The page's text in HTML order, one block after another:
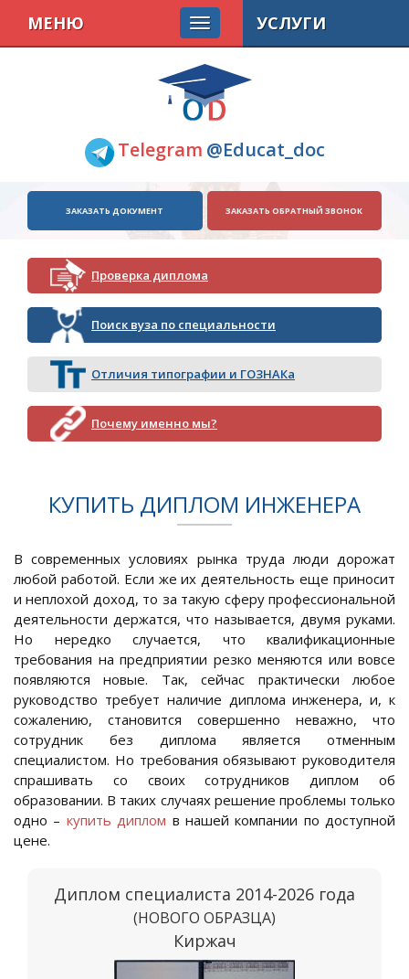
Telegram @Educat_doc
МЕНЮ
ЗАКАЗАТЬ ДОКУМЕНТ ЗАКАЗАТЬ ОБРАТНЫЙ ЗВОНОК
Проверка диплома
Поиск вуза по специальности
Отличия типографии и ГОЗНАКа
Почему именно мы?
УСЛУГИ
КУПИТЬ ДИПЛОМ ИНЖЕНЕРА
В современных условиях рынка труда люди дорожат
любой работой. Если же их деятельность еще приносит
и неплохой доход, то за такую сферу профессиональной
деятельности держатся, что называется, двумя руками.
Но нередко случается, что квалификационные
требования на предприятии резко меняются или вовсе
появляются новые. Так, сейчас практически любое
руководство требует наличие диплома инженера, и, к
сожалению, становится совершенно неважно, что
сотрудник без диплома является отменным
специалистом. Но требования обязывают руководителя
спрашивать со своих сотрудников диплом об
образовании. В таких случаях решение проблемы только
одно – купить диплом в нашей компании по доступной
цене.
Диплом специалиста 2014-2026 года
(НОВОГО ОБРАЗЦА)
Киржач